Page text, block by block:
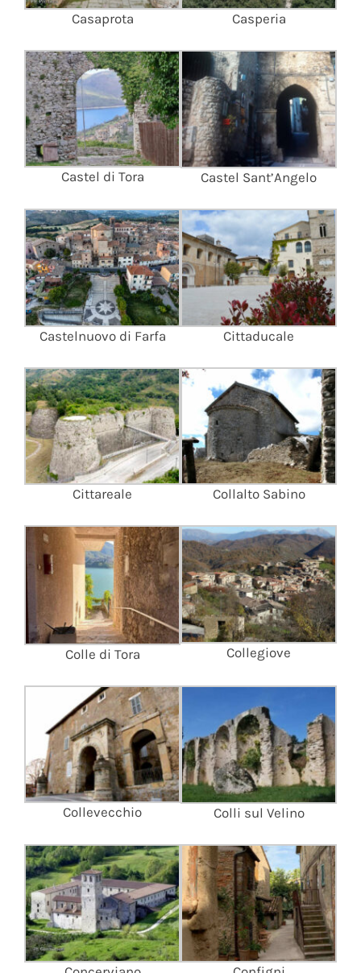
Casaprota Casperia
Castel di Tora Castel Sant’Angelo
Castelnuovo di Farfa Cittaducale
Cittareale Collalto Sabino
Colle di Tora Collegiove
Collevecchio Colli sul Velino